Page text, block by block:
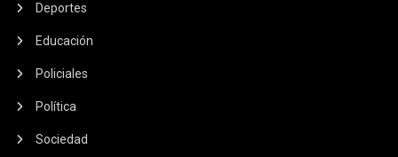
Deportes
Educación
Policiales
Política
Sociedad